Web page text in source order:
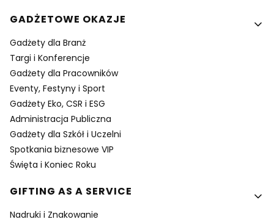
GADŻETOWE OKAZJE
Gadżety dla Branż
Targi i Konferencje
Gadżety dla Pracowników
Eventy, Festyny i Sport
Gadżety Eko, CSR i ESG
Administracja Publiczna
Gadżety dla Szkół i Uczelni
Spotkania biznesowe VIP
Święta i Koniec Roku
GIFTING AS A SERVICE
Nadruki i Znakowanie